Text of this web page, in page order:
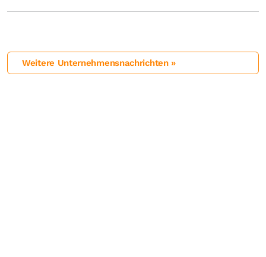
Weitere Unternehmensnachrichten »